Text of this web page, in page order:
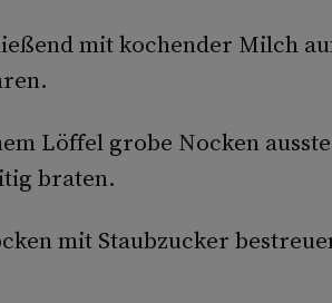
mit kochender Milch
Löffel grobe Nocken
braten.
mit Staubzucker